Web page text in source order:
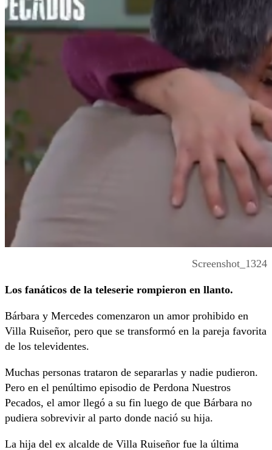
Screenshot_1324
Los fanáticos de la teleserie rompieron en llanto.
Bárbara y Mercedes comenzaron un amor prohibido en
Villa Ruiseñor, pero que se transformó en la pareja favorita
de los televidentes.
Muchas personas trataron de separarlas y nadie pudieron.
Pero en el penúltimo episodio de Perdona Nuestros
Pecados, el amor llegó a su fin luego de que Bárbara no
pudiera sobrevivir al parto donde nació su hija.
La hija del ex alcalde de Villa Ruiseñor fue la última